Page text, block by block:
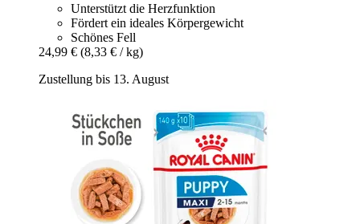
Unterstützt die Herzfunktion
Fördert ein ideales Körpergewicht
Schönes Fell
24,99 € (8,33 € / kg)
Zustellung bis 13. August